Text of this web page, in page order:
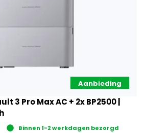
Aanbieding
3 Pro Max AC + 2x BP2500 |
Binnen 1-2 werkdagen bezorgd